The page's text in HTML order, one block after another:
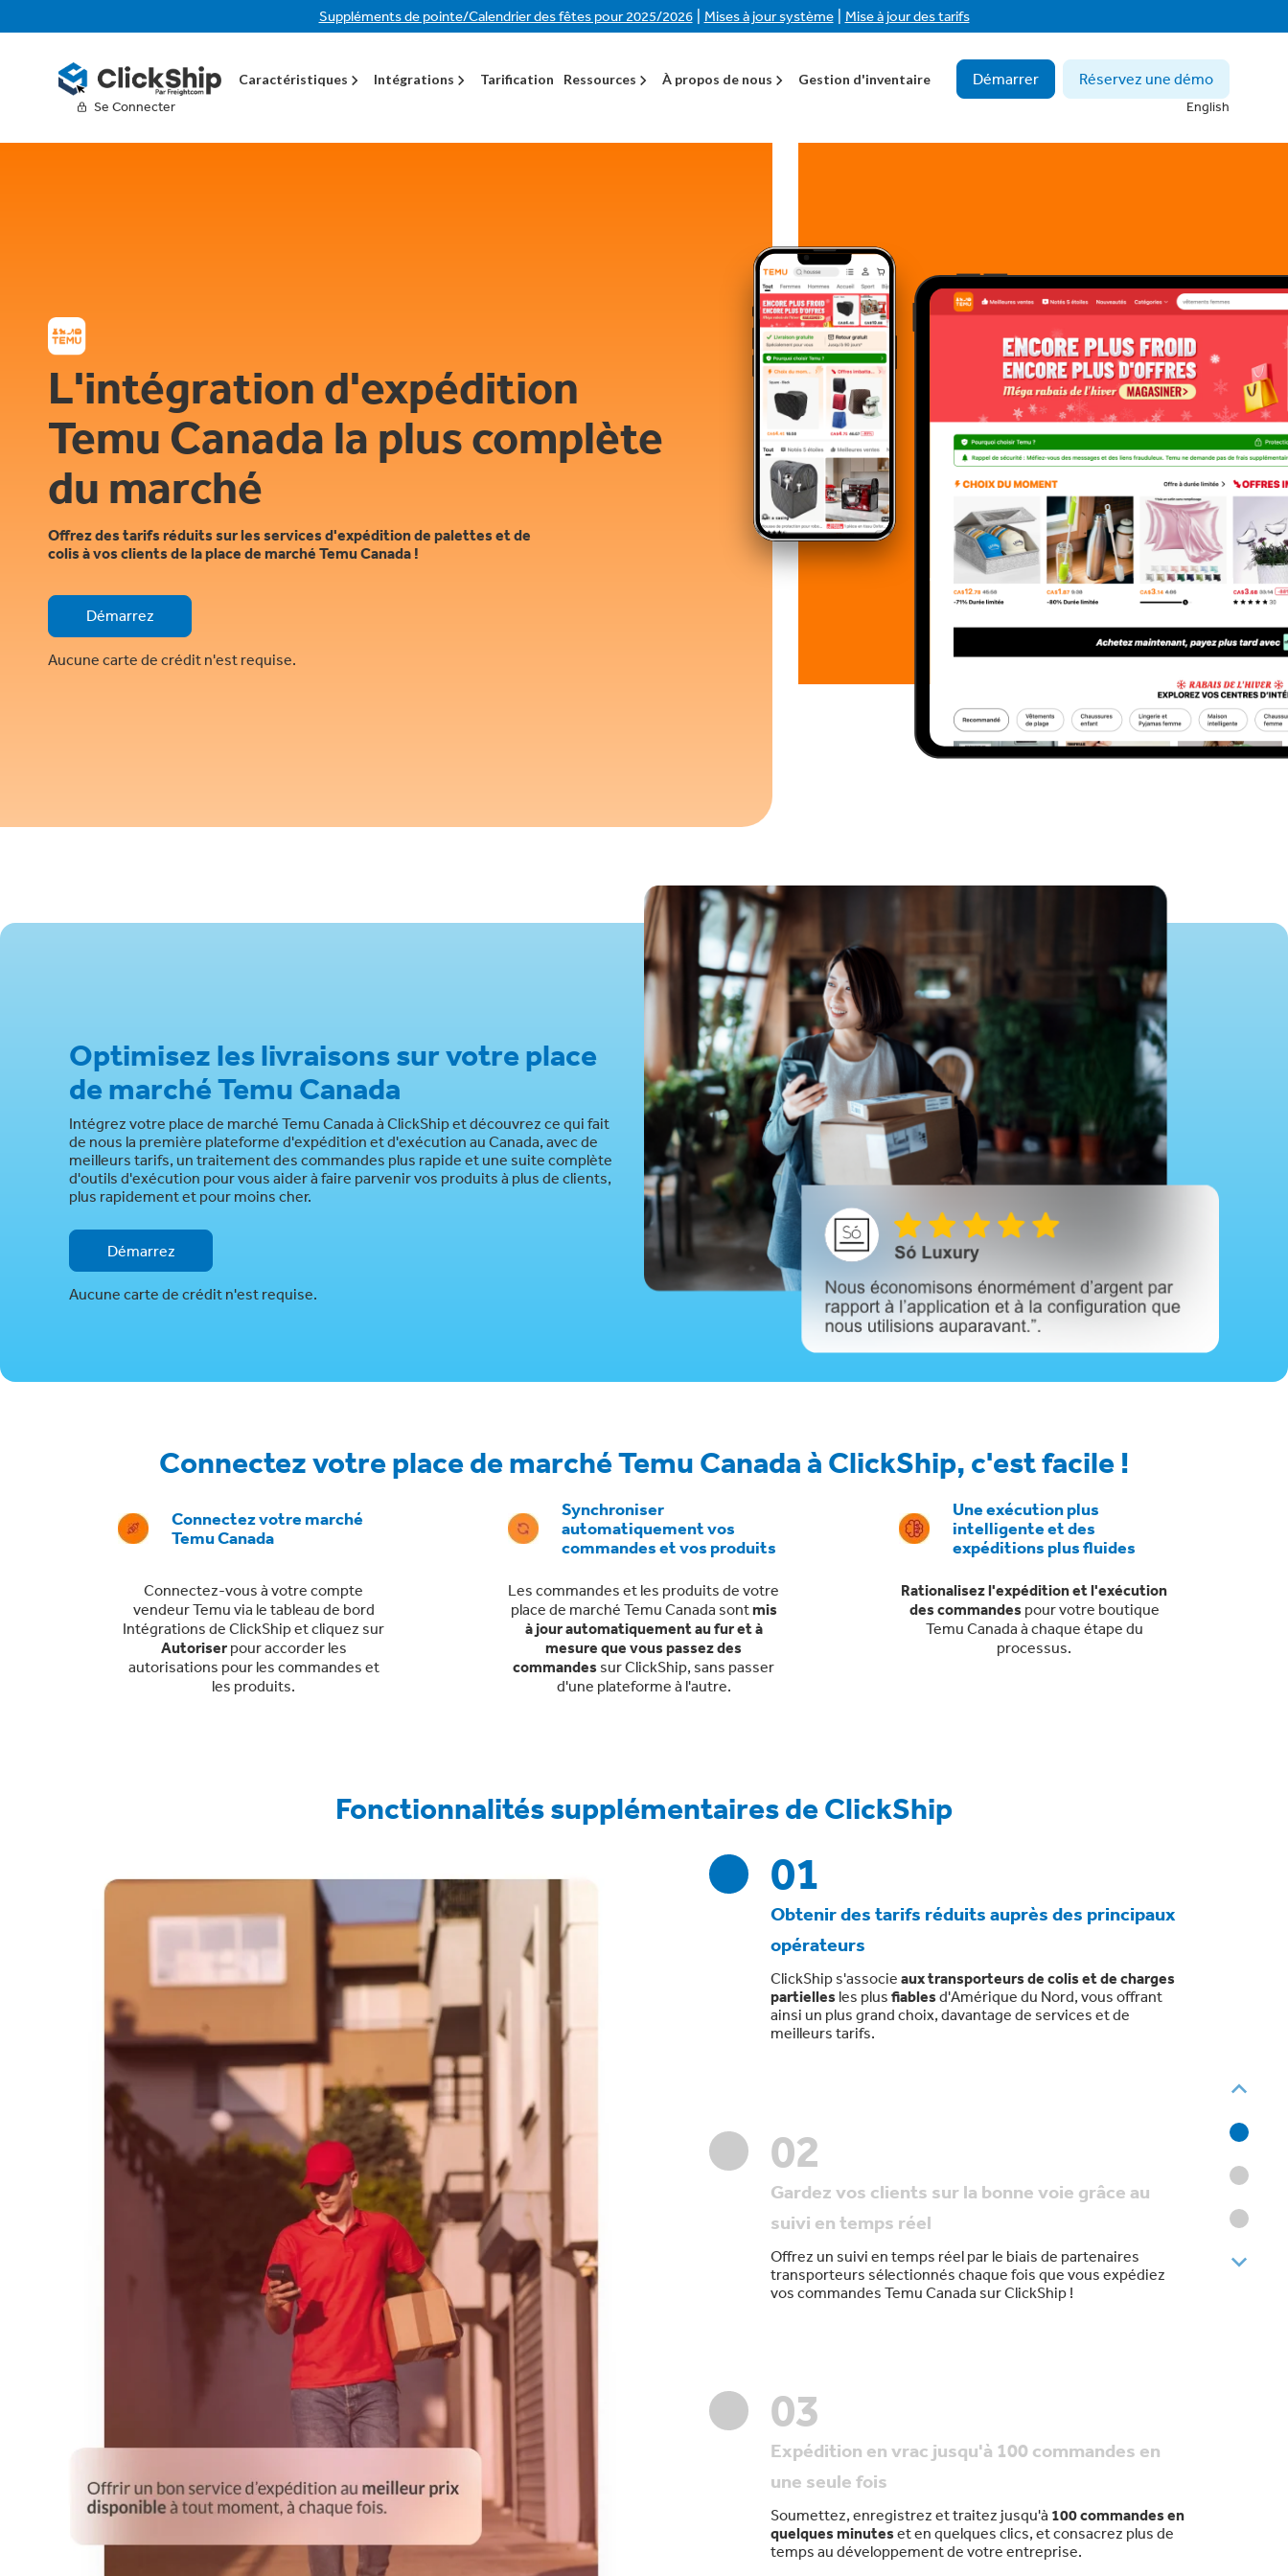
Suppléments de pointe/Calendrier des fêtes pour 2025/2026 Mises à jour système Mise à jour des tarifs
Caractéristiques Intégrations Tarification Ressources À propos de nous Gestion d'inventaire Démarrer Réservez une démo
Se Connecter English
L'intégration d'expédition
Temu Canada la plus complète
du marché
Offrez des tarifs réduits sur les services d'expédition de palettes et de
colis à vos clients de la place de marché Temu Canada !
Démarrez
Aucune carte de crédit n'est requise.
Optimisez les livraisons sur votre place
de marché Temu Canada
Intégrez votre place de marché Temu Canada à ClickShip et découvrez ce qui fait
de nous la première plateforme d'expédition et d'exécution au Canada, avec de
meilleurs tarifs, un traitement des commandes plus rapide et une suite complète
d'outils d'exécution pour vous aider à faire parvenir vos produits à plus de clients,
plus rapidement et pour moins cher.
Démarrez
Aucune carte de crédit n'est requise.
Connectez votre place de marché Temu Canada à ClickShip, c'est facile !
Connectez votre marché
Temu Canada
Connectez-vous à votre compte
vendeur Temu via le tableau de bord
Intégrations de ClickShip et cliquez sur
Autoriser pour accorder les
autorisations pour les commandes et
les produits.
Synchroniser
automatiquement vos
commandes et vos produits
Les commandes et les produits de votre
place de marché Temu Canada sontmis
à jour automatiquement au fur et à
mesure que vous passez des
commandes sur ClickShip, sans passer
d'une plateforme à l'autre.
Une exécution plus
intelligente et des
expéditions plus fluides
Rationalisez l'expédition et l'exécution
des commandespour votre boutique
Temu Canada à chaque étape du
processus.
Fonctionnalités supplémentaires de ClickShip
01
Obtenir des tarifs réduits auprès des principaux
opérateurs
ClickShip s'associe aux transporteurs de colis et de charges
partielles les plus fiablesd'Amérique du Nord, vous offrant
ainsi un plus grand choix, davantage de services et de
meilleurs tarifs.
02
Gardez vos clients sur la bonne voie grâce au
suivi en temps réel
Offrez un suivi en temps réel par le biais de partenaires
transporteurs sélectionnés chaque fois que vous expédiez
vos commandes Temu Canada sur ClickShip !
03
Expédition en vrac jusqu'à 100 commandes en
une seule fois
Soumettez, enregistrez et traitez jusqu'à 100 commandes en
quelques minuteset en quelques clics, et consacrez plus de
temps au développement de votre entreprise.